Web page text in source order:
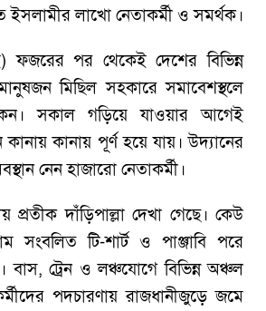
ইসলামীর লাখো নেতাকর্মী ও সমর্থক।
ফজরের পর থেকেই দেশের বিভিন্ন
মিছিল সহকারে সমাবেশস্থলে
সকাল গড়িয়ে যাওয়ার আগেই
কানায় কানায় পূর্ণ হয়ে যায়। উদ্যানের
নেন হাজারো নেতাকর্মী।
দাঁড়িপাল্লা দেখা গেছে। কেউ
সংবলিত টি-শার্ট ও পাঞ্জাবি পরে
ট্রেন ও লঞ্চযোগে বিভিন্ন অঞ্চল
পদচারণায় রাজধানীজুড়ে জমে